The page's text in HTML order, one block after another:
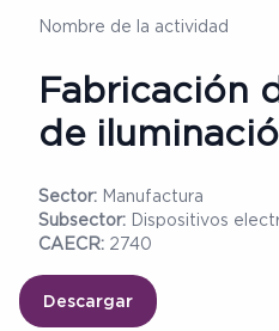
Nombre de la actividad
Fabricación
de
Sector: Manufactura
Subsector: Dispositivos
CAECR: 2740
Descargar